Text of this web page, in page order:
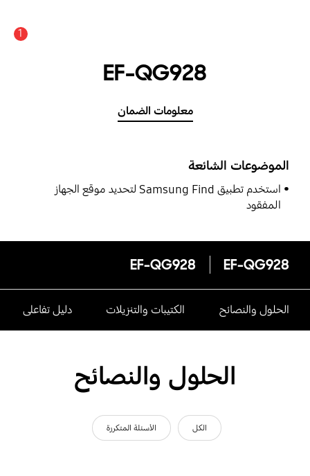
1
EF-QG928
معلومات الضمان
الموضوعات الشائعة
استخدم تطبيق Samsung Find لتحديد موقع الجهاز
المفقود
EF-QG928
EF-QG928
الحلول والنصائح الكتيبات والتنزيلات دليل تفاعلى
الحلول والنصائح
الكل الأسئلة المتكررة